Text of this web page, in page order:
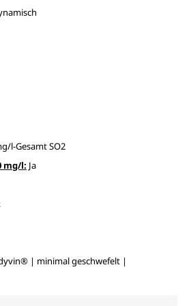
l-Gesamt SO2
mg/l: Ja
| minimal geschwefelt |